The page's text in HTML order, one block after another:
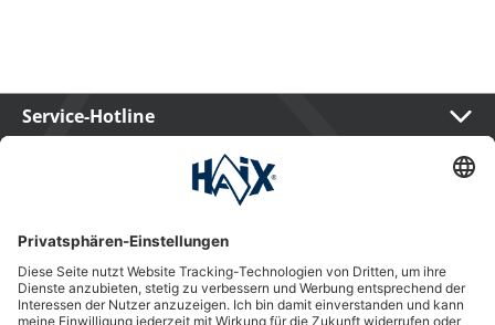
Service-Hotline
Shop Service
Newsletter